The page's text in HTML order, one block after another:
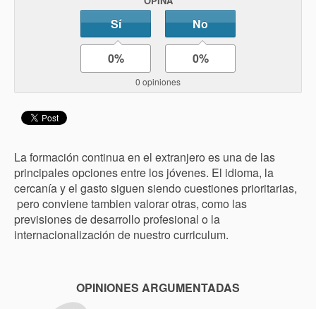
Sí No
0% 0%
0 opiniones
La formación continua en el extranjero es una de las
principales opciones entre los jóvenes. El idioma, la
cercanía y el gasto siguen siendo cuestiones prioritarias,
pero conviene tambien valorar otras, como las
previsiones de desarrollo profesional o la
internacionalización de nuestro curriculum.
OPINIONES ARGUMENTADAS